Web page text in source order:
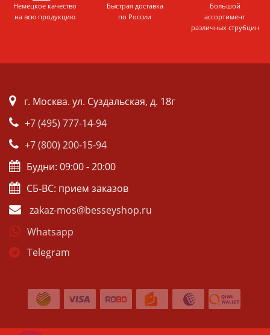
Немецкое качество
на всю продукцию
Быстрая доставка
по России
Большой
ассортимент
различных струбцин
г. Москва. ул. Суздальская, д. 18г
+7 (495) 777-14-94
+7 (800) 200-15-94
Будни: 09:00 - 20:00
СБ-ВС: прием заказов
zakaz-mos@besseyshop.ru
Whatsapp
Telegram